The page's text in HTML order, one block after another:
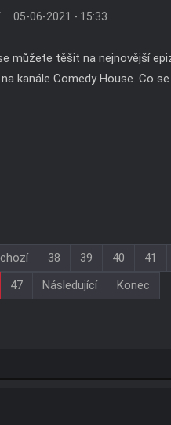
05-06-2021 - 15:33
můžete těšit na nejnovější
kanále Comedy House. Co
38 39 40 41
47 Následující Konec